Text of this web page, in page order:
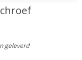
geleverd